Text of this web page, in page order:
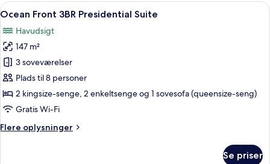
Indlæs
alle
billeder
af
Ocean
Front
3BR
Presidential
En balkon med udsigt over et roligt
23
Ocean Front 3BR Presidential Suite
Havudsigt
147 m²
3 soveværelser
Plads til 8 personer
2 kingsize-senge, 2 enkeltsenge og 1 sovesofa (queensize-seng)
Gratis Wi-Fi
Flere oplysninger
Flere
Se priser